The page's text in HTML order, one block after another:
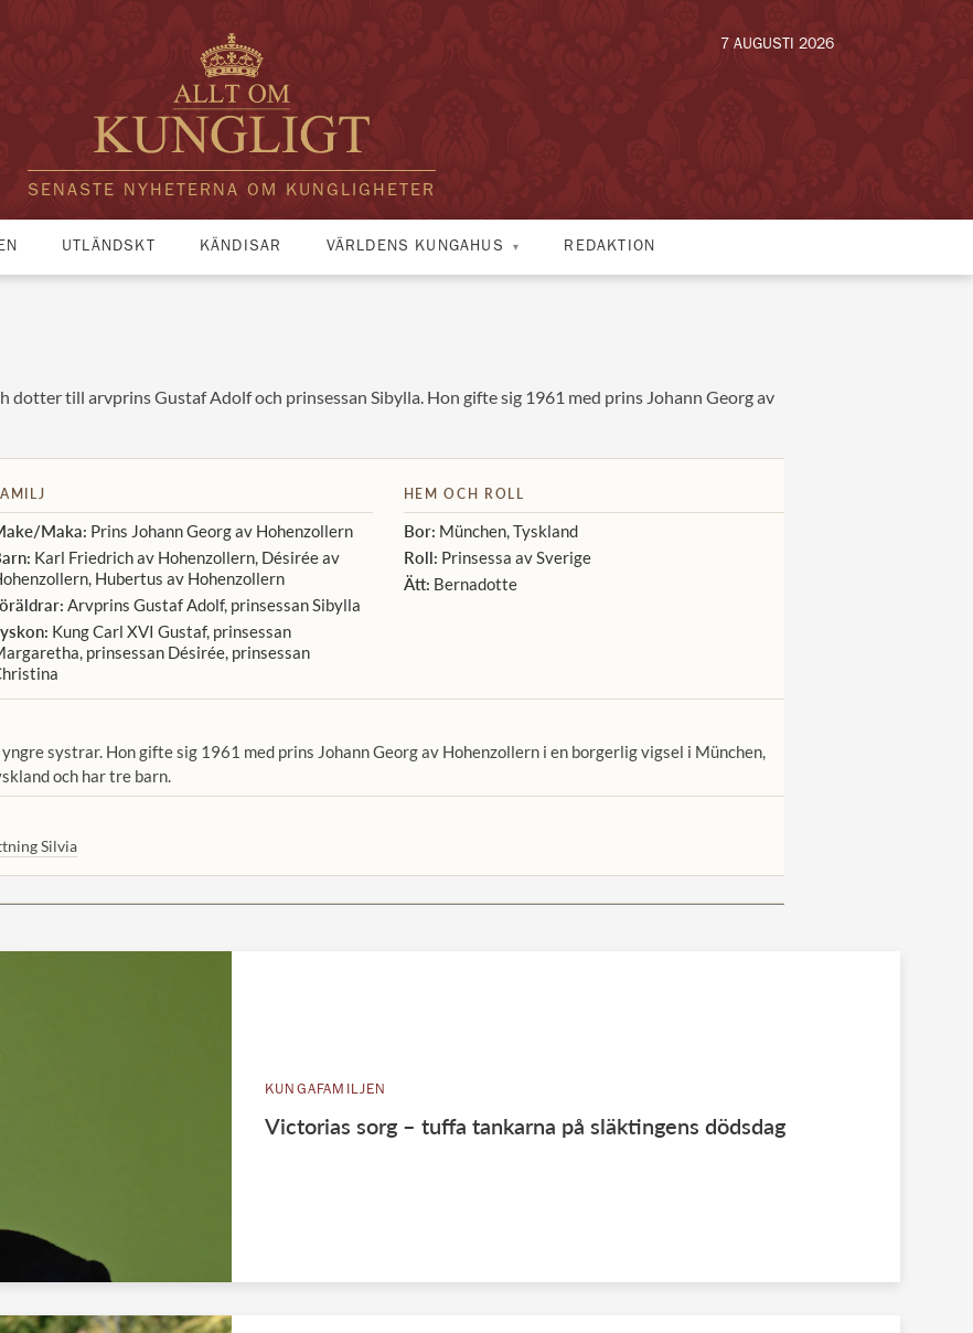
SENASTE NYHETERNA OM KUNGLIGHETER
7 AUGUSTI 2026
UTLÄNDSKT KÄNDISAR VÄRLDENS KUNGAHUS REDAKTION
dotter till arvprins Gustaf Adolf och prinsessan Sibylla. Hon gifte sig 1961 med prins Johann Georg av
Maka: Prins Johann Georg av Hohenzollern
Karl Friedrich av Hohenzollern, Désirée av
Hubertus av Hohenzollern
Arvprins Gustaf Adolf, prinsessan Sibylla
Kung Carl XVI Gustaf, prinsessan
prinsessan Désirée, prinsessan
HEM OCH ROLL
Bor: München, Tyskland
Roll: Prinsessa av Sverige
Ätt: Bernadotte
systrar. Hon gifte sig 1961 med prins Johann Georg av Hohenzollern i en borgerlig vigsel i München,
och har tre barn.
Silvia
KUNGAFAMILJEN
Victorias sorg – tuffa tankarna på släktingens dödsdag